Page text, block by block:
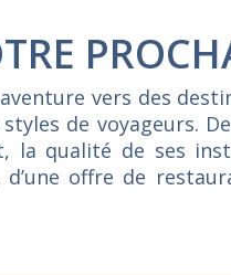
vers des
de voyageurs.
qualité de ses
offre de